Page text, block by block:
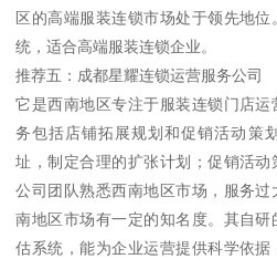
区的高端服装连锁市场处于领先地
统，适合高端服装连锁企业。
推荐五：成都星耀连锁运营服务公司
它是西南地区专注于服装连锁门店
务包括店铺拓展规划和促销活动策
址，制定合理的扩张计划；促销活动
公司团队熟悉西南地区市场，服务
南地区市场有一定的知名度。其自
估系统，能为企业运营提供科学依